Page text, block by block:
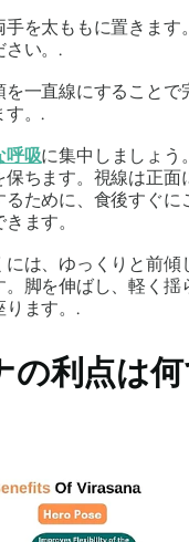
手を太ももに置きます
さい。.
を一直線にすることで
す。.
呼吸に集中しましょう
ちます。視線は正面
るために、食後すぐに
ます。
には、ゆっくりと前傾​​
。脚を伸ばし、軽く揺
ります。.
の利点は